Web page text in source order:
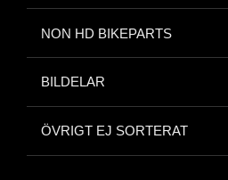
NON HD BIKEPARTS
BILDELAR
ÖVRIGT EJ SORTERAT